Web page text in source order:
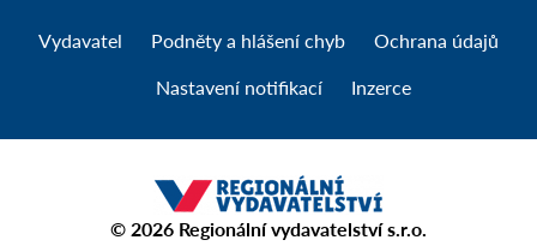
Vydavatel Podněty a hlášení chyb Ochrana údajů
Nastavení notifikací Inzerce
© 2026 Regionální vydavatelství s.r.o.